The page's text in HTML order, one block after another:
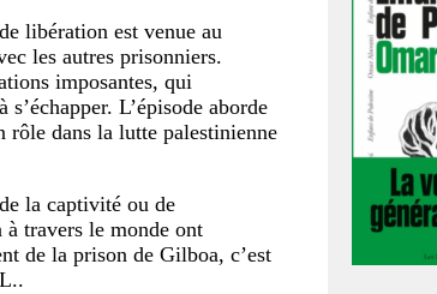
libération est venue au
les autres prisonniers.
imposantes, qui
L’épisode aborde
rôle dans la lutte palestinienne
la captivité ou de
à travers le monde ont
de la prison de Gilboa, c’est